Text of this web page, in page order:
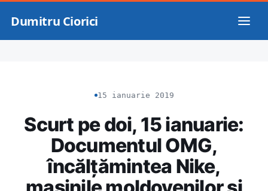
Dumitru Ciorici
15 ianuarie 2019
Scurt pe doi, 15 ianuarie:
Documentul OMG,
încălțămintea Nike,